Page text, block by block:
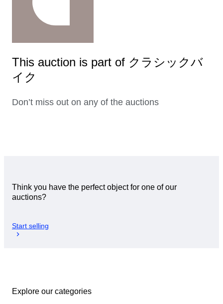
This auction is part of クラシックバ
イク
Don’t miss out on any of the auctions
Think you have the perfect object for one of our
auctions?
Start selling
Explore our categories